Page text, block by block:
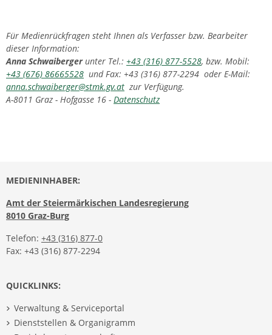
Für Medienrückfragen steht Ihnen als Verfasser bzw. Bearbeiter
dieser Information:
Anna Schwaibergerunter Tel.: +43 (316) 877-5528, bzw. Mobil:
+43 (676) 86665528 und Fax: +43 (316) 877-2294 oder E-Mail:
anna.schwaiberger@stmk.gv.at zur Verfügung.
A-8011 Graz - Hofgasse 16 - Datenschutz
MEDIENINHABER:
Amt der Steiermärkischen Landesregierung
8010 Graz-Burg
Telefon: +43 (316) 877-0
Fax: +43 (316) 877-2294
QUICKLINKS:
Verwaltung & Serviceportal
Dienststellen & Organigramm